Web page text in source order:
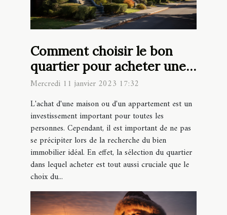
Comment choisir le bon
quartier pour acheter une
maison ou un appartement
?
Mercredi 11 janvier 2023 17:32
L'achat d'une maison ou d'un appartement est un
investissement important pour toutes les
personnes. Cependant, il est important de ne pas
se précipiter lors de la recherche du bien
immobilier idéal. En effet, la sélection du quartier
dans lequel acheter est tout aussi cruciale que le
choix du...